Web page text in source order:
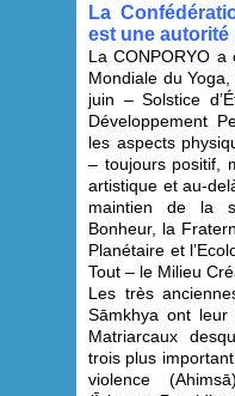
La
est une autorité
La CONPORYO
Mondiale du
juin – Solstice
Développement
les aspects
– toujours positif,
artistique et au-
maintien de la
Bonheur, la
Planétaire et
Tout – le Milieu
Les très
Sāmkhya ont
Matriarcaux
trois plus
violence